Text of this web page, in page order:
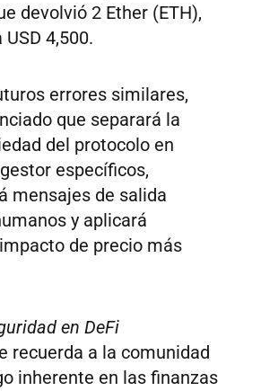
devolvió 2 Ether (ETH),
4,500.
errores similares,
que separará la
del protocolo en
específicos,
mensajes de salida
y aplicará
de precio más
en DeFi
recuerda a la comunidad
inherente en las finanzas